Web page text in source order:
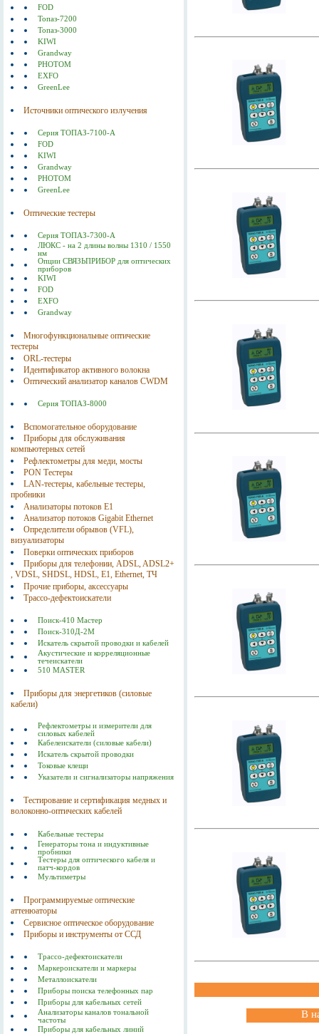
FOD
Топаз-7200
Топаз-3000
KIWI
Grandway
PHOTOM
EXFO
GreenLee
Источники оптического излучения
Серия ТОПАЗ-7100-А
FOD
KIWI
Grandway
PHOTOM
GreenLee
Оптические тестеры
Серия ТОПАЗ-7300-А
ЛЮКС - на 2 длины волны 1310 / 1550
нм
Опции СВЯЗЬПРИБОР для оптических
приборов
KIWI
FOD
EXFO
Grandway
Многофункциональные оптические
тестеры
ORL-тестеры
Идентификатор активного волокна
Оптический анализатор каналов CWDM
Серия ТОПАЗ-8000
Вспомогательное оборудование
Приборы для обслуживания
компьютерных сетей
Рефлектометры для меди, мосты
PON Тестеры
LAN-тестеры, кабельные тестеры,
пробники
Анализаторы потоков E1
Анализатор потоков Gigabit Ethernet
Определители обрывов (VFL),
визуализаторы
Поверки оптических приборов
Приборы для телефонии, ADSL, ADSL2+
, VDSL, SHDSL, HDSL, Е1, Ethernet, ТЧ
Прочие приборы, аксессуары
Трассо-дефектоискатели
Поиск-410 Мастер
Поиск-310Д-2M
Искатель скрытой проводки и кабелей
Акустические и корреляционные
течеискатели
510 MASTER
Приборы для энергетиков (силовые
кабели)
Рефлектометры и измерители для
силовых кабелей
Кабелеискатели (силовые кабели)
Искатель скрытой проводки
Токовые клещи
Указатели и сигнализаторы напряжения
Тестирование и сертификация медных и
волоконно-оптических кабелей
Кабельные тестеры
Генераторы тона и индуктивные
пробники
Тестеры для оптического кабеля и
патч-кордов
Мультиметры
Программируемые оптические
аттенюаторы
Сервисное оптическое оборудование
Приборы и инструменты от ССД
Трассо-дефектоискатели
Маркероискатели и маркеры
Металлоискатели
Приборы поиска телефонных пар
Приборы для кабельных сетей
Анализаторы каналов тональной
частоты
Приборы для кабельных линий
В